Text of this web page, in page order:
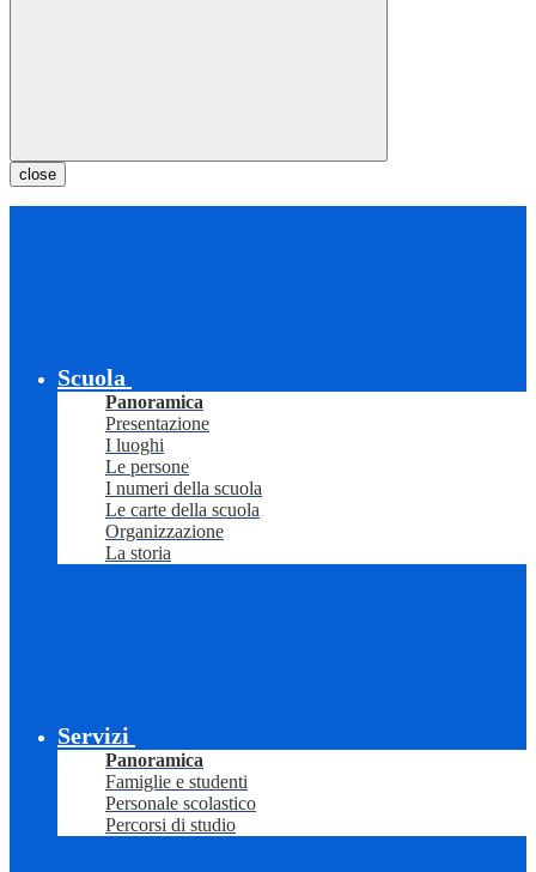
close
Scuola
Panoramica
Presentazione
I luoghi
Le persone
I numeri della scuola
Le carte della scuola
Organizzazione
La storia
Servizi
Panoramica
Famiglie e studenti
Personale scolastico
Percorsi di studio